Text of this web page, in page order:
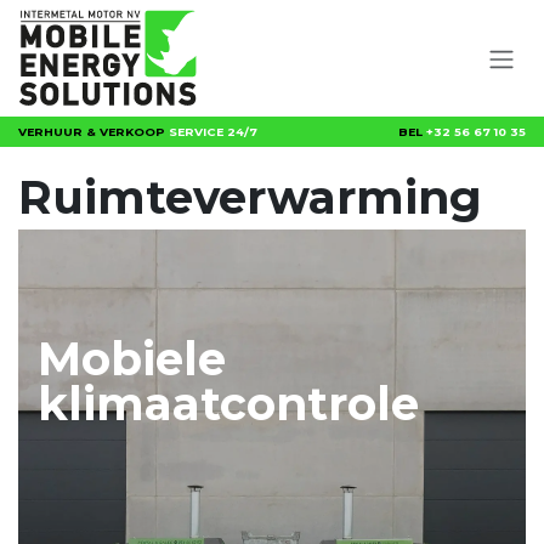
Overslaan naar inhoud
VERHUUR & VERKOOP SERVICE 24/7 BEL +32 56 67 10 35
Ruimteverwarming
Mobiele
klimaatcontrole